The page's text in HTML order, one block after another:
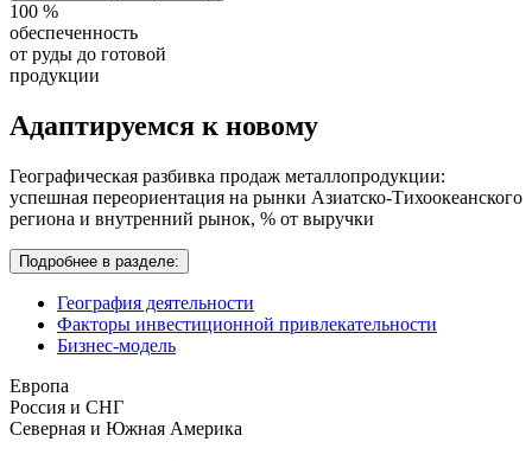
100 %
обеспеченность
от руды до готовой
продукции
Адаптируемся к новому
Географическая разбивка продаж металлопродукции:
успешная переориентация на рынки Азиатско-Тихоокеанского
региона и внутренний рынок, % от выручки
Подробнее в разделе:
География деятельности
Факторы инвестиционной привлекательности
Бизнес-модель
Европа
Россия и СНГ
Северная и Южная Америка